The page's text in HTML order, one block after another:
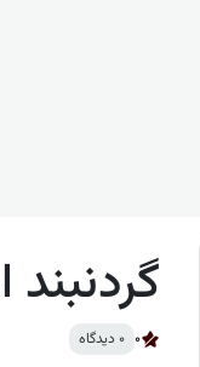
0 0 دیدگاه